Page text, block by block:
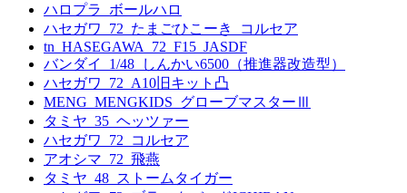
ハロプラ_ボールハロ
ハセガワ_72_たまごひこーき_コルセア
tn_HASEGAWA_72_F15_JASDF
バンダイ_1/48_しんかい6500（推進器改造型）
ハセガワ_72_A10旧キット凸
MENG_MENGKIDS_グローブマスターⅢ
タミヤ_35_ヘッツァー
ハセガワ_72_コルセア
アオシマ_72_飛燕
タミヤ_48_ストームタイガー